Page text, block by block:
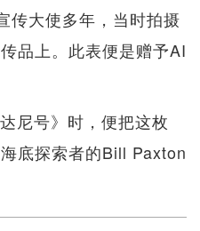
传大使多年，当时拍摄
品上。此表便是赠予AI
尼号》时，便把这枚
底探索者的Bill Paxton